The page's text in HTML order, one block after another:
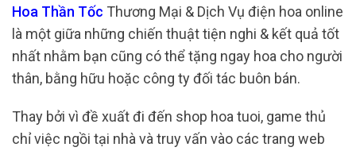
Hoa Thần Tốc Thương Mại & Dịch Vụ điện hoa online
là một giữa những chiến thuật tiện nghi & kết quả tốt
nhất nhằm bạn cũng có thể tặng ngay hoa cho người
thân, bằng hữu hoặc công ty đối tác buôn bán.
Thay bởi vì đề xuất đi đến shop hoa tuoi, game thủ
chỉ việc ngồi tại nhà và truy vấn vào các trang web